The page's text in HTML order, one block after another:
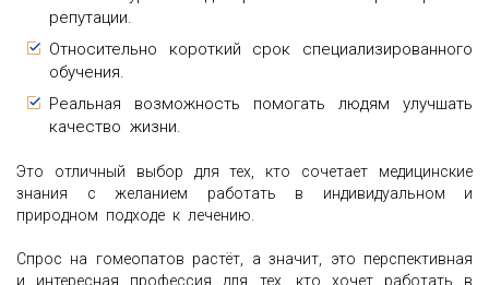
репутации.
Относительно короткий срок специализированного
обучения.
Реальная возможность помогать людям улучшать
качество жизни.
Это отличный выбор для тех, кто сочетает медицинские
знания с желанием работать в индивидуальном и
природном подходе к лечению.
Спрос на гомеопатов растёт, а значит, это перспективная
и интересная профессия для тех, кто хочет работать в